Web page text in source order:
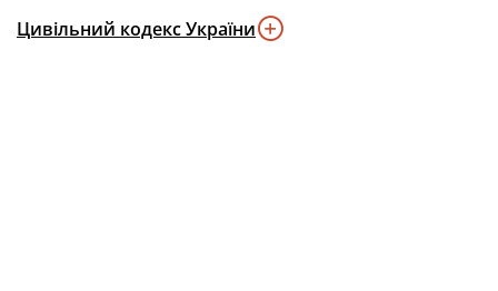
Цивільний кодекс України